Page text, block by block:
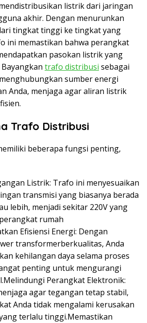
listrik dari jaringan
akhir. Dengan menurunkan
tingkat tinggi ke tingkat yang
ini memastikan bahwa perangkat
pasokan listrik yang
trafo distribusi sebagai
sumber energi
Anda, menjaga agar aliran listrik
Trafo Distribusi
beberapa fungsi penting,
Listrik: Trafo ini menyesuaikan
transmisi yang biasanya berada
lebih, menjadi sekitar 220V yang
rumah
Efisiensi Energi: Dengan
transformerberkualitas, Anda
kehilangan daya selama proses
penting untuk mengurangi
Perangkat Elektronik:
agar tegangan tetap stabil,
Anda tidak mengalami kerusakan
terlalu tinggi.Memastikan